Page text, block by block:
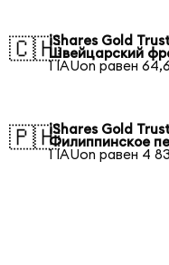
🇨🇭iShares Gold
Швейцарский
1 IAUon равен
🇵🇭iShares Gold
Филиппинское
1 IAUon равен 4